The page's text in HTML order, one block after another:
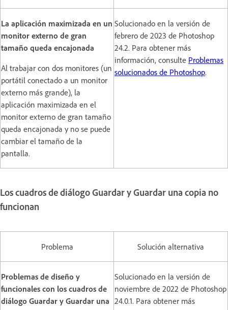
La aplicación maximizada en un
monitor externo de gran
tamaño queda encajonada
Al trabajar con dos monitores (un
portátil conectado a un monitor
externo más grande), la
aplicación maximizada en el
monitor externo de gran tamaño
queda encajonada y no se puede
cambiar el tamaño de la
pantalla.
Solucionado en la versión de
febrero de 2023 de Photoshop
24.2. Para obtener más
información, consulte Problemas
solucionados de Photoshop.
Los cuadros de diálogo Guardar y Guardar una copia no
funcionan
Problema Solución alternativa
Problemas de diseño y
funcionales con los cuadros de
diálogo Guardar y Guardar una
Solucionado en la versión de
noviembre de 2022 de Photoshop
24.0.1. Para obtener más